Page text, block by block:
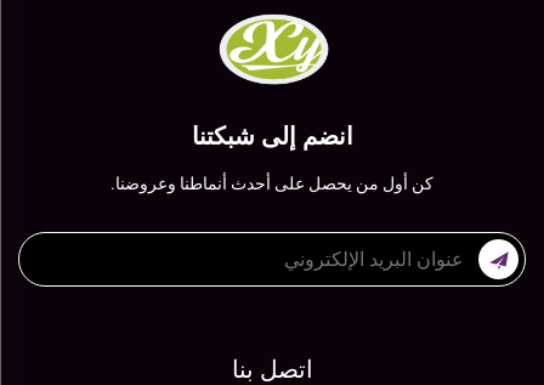
انضم إلى شبكتنا
كن أول من يحصل على أحدث أنماطنا وعروضنا.
اتصل بنا